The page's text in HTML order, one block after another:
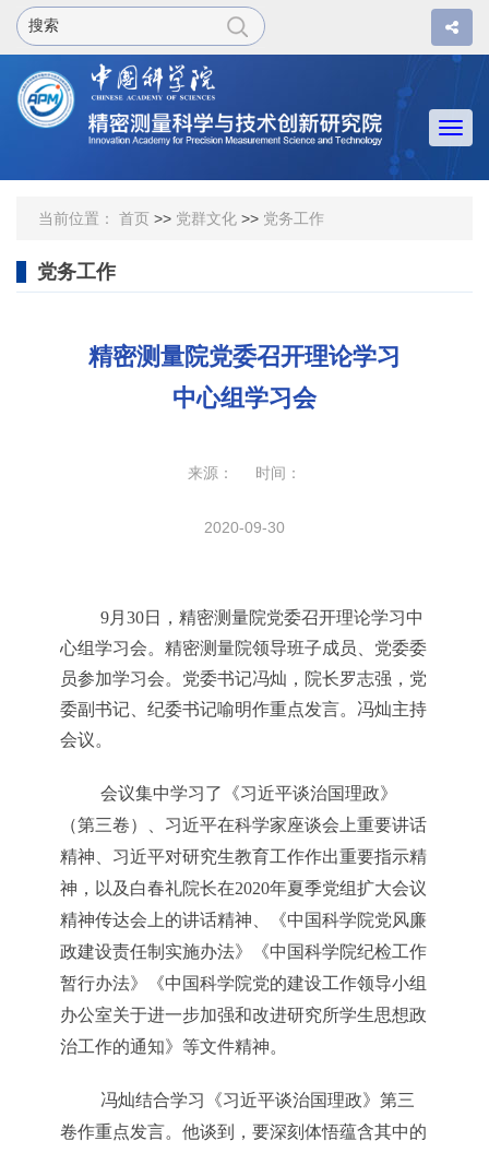
当前位置： 首页 >> 党群文化 >> 党务工作
党务工作
精密测量院党委召开理论学习
中心组学习会
来源： 时间：
2020-09-30
9月30日，精密测量院党委召开理论学习中
心组学习会。精密测量院领导班子成员、党委委
员参加学习会。党委书记冯灿，院长罗志强，党
委副书记、纪委书记喻明作重点发言。冯灿主持
会议。
会议集中学习了《习近平谈治国理政》
（第三卷）、习近平在科学家座谈会上重要讲话
精神、习近平对研究生教育工作作出重要指示精
神，以及白春礼院长在2020年夏季党组扩大会议
精神传达会上的讲话精神、《中国科学院党风廉
政建设责任制实施办法》《中国科学院纪检工作
暂行办法》《中国科学院党的建设工作领导小组
办公室关于进一步加强和改进研究所学生思想政
治工作的通知》等文件精神。
冯灿结合学习《习近平谈治国理政》第三
卷作重点发言。他谈到，要深刻体悟蕴含其中的